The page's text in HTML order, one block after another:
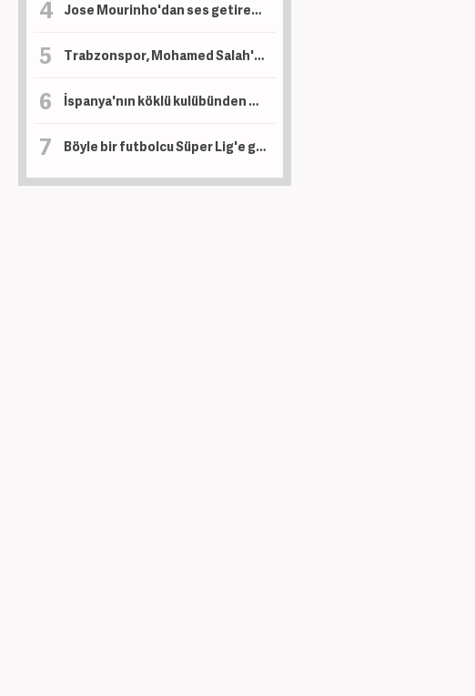
Jose Mourinho'dan ses getirecek hamle! 140 milyon Euro'luk yıldız resmen açıklandı
Trabzonspor, Mohamed Salah'ın maliyetini açıkladı! İşte alacağı maaş
İspanya'nın köklü kulübünden Beşiktaş'ın genç golcüsü için teklif
Böyle bir futbolcu Süper Lig'e gelmedi! Premier Lig'in en golcüsü artık Trabzonspor'da